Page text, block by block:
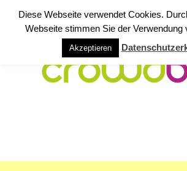
Diese Webseite verwendet Cookies.
Webseite stimmen Sie der Verwendung
Akzeptieren